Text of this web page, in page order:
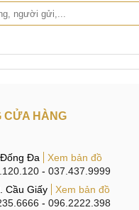
CỬA HÀNG
Đa
Xem bản đồ
- 037.437.9999
Cầu Giấy
Xem bản đồ
- 096.2222.398